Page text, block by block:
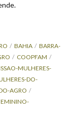
BAHIA
BARRA-
COOPFAM
MULHERES-
DO-
AGRO